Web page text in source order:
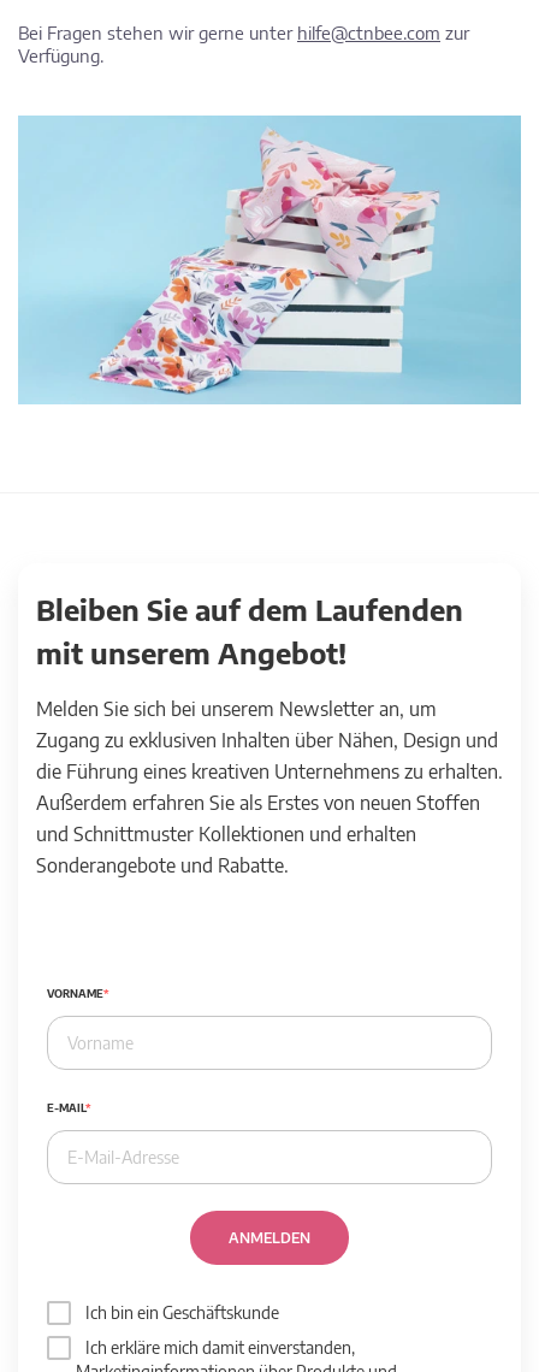
Bei Fragen stehen wir gerne unter hilfe@ctnbee.com zur
Verfügung.
Bleiben Sie auf dem Laufenden
mit unserem Angebot!
Melden Sie sich bei unserem Newsletter an, um
Zugang zu exklusiven Inhalten über Nähen, Design und
die Führung eines kreativen Unternehmens zu erhalten.
Außerdem erfahren Sie als Erstes von neuen Stoffen
und Schnittmuster Kollektionen und erhalten
Sonderangebote und Rabatte.
VORNAME
E-MAIL
ANMELDEN
Ich bin ein Geschäftskunde
Ich erkläre mich damit einverstanden,